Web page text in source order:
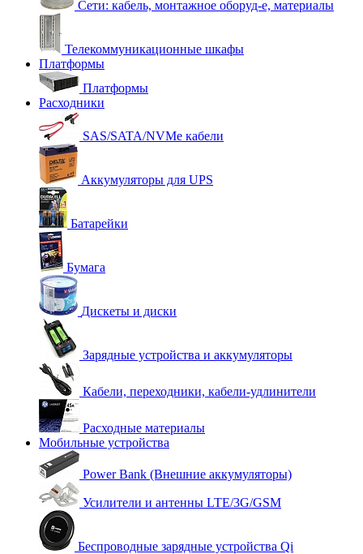
Сети: кабель, монтажное оборуд-е, материалы
Телекоммуникационные шкафы
Платформы
Платформы
Расходники
SAS/SATA/NVMe кабели
Аккумуляторы для UPS
Батарейки
Бумага
Дискеты и диски
Зарядные устройства и аккумуляторы
Кабели, переходники, кабели-удлинители
Расходные материалы
Мобильные устройства
Power Bank (Внешние аккумуляторы)
Усилители и антенны LTE/3G/GSM
Беспроводные зарядные устройства Qi